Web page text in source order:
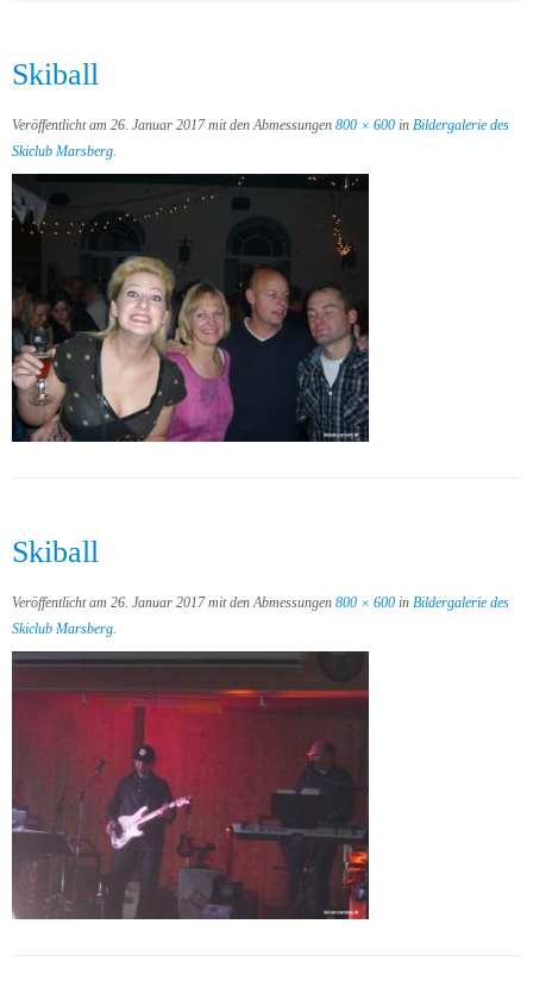
Skiball
Veröffentlicht am 26. Januar 2017mit den Abmessungen 800 × 600 in Bildergalerie des
Skiclub Marsberg.
Skiball
Veröffentlicht am 26. Januar 2017mit den Abmessungen 800 × 600 in Bildergalerie des
Skiclub Marsberg.